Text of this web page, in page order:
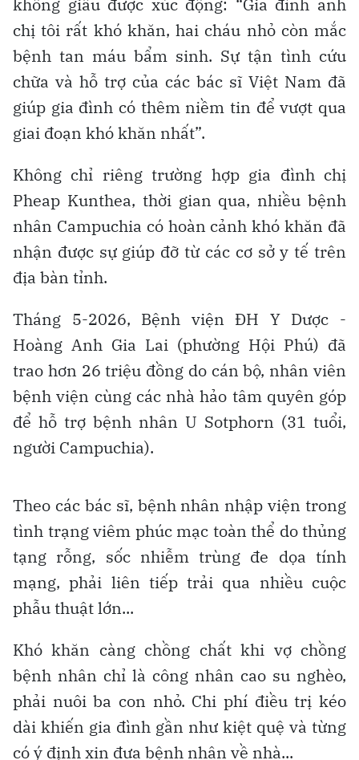
chị tôi rất khó khăn, hai cháu nhỏ còn mắc
bệnh tan máu bẩm sinh. Sự tận tình cứu
chữa và hỗ trợ của các bác sĩ Việt Nam đã
giúp gia đình có thêm niềm tin để vượt qua
giai đoạn khó khăn nhất”.
Không chỉ riêng trường hợp gia đình chị
Pheap Kunthea, thời gian qua, nhiều bệnh
nhân Campuchia có hoàn cảnh khó khăn đã
nhận được sự giúp đỡ từ các cơ sở y tế trên
địa bàn tỉnh.
Tháng 5-2026, Bệnh viện ĐH Y Dược -
Hoàng Anh Gia Lai (phường Hội Phú) đã
trao hơn 26 triệu đồng do cán bộ, nhân viên
bệnh viện cùng các nhà hảo tâm quyên góp
để hỗ trợ bệnh nhân U Sotphorn (31 tuổi,
người Campuchia).
Theo các bác sĩ, bệnh nhân nhập viện trong
tình trạng viêm phúc mạc toàn thể do thủng
tạng rỗng, sốc nhiễm trùng đe dọa tính
mạng, phải liên tiếp trải qua nhiều cuộc
phẫu thuật lớn...
Khó khăn càng chồng chất khi vợ chồng
bệnh nhân chỉ là công nhân cao su nghèo,
phải nuôi ba con nhỏ. Chi phí điều trị kéo
dài khiến gia đình gần như kiệt quệ và từng
có ý định xin đưa bệnh nhân về nhà...